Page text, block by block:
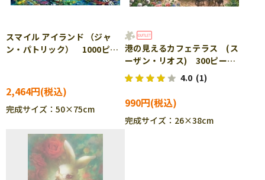
スマイル アイランド （ジャ
ン・パトリック） 1000ピー
2,464円
完成サイズ：50×75cm
港の見えるカフェテラス (ス
ーザン・リオス) 300ピー
ス ジグソーパズル APP-
300-366 ［CP-SS］
4.0 (1)
990円
完成サイズ：26×38cm